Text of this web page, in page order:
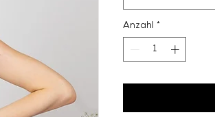
Anzahl *